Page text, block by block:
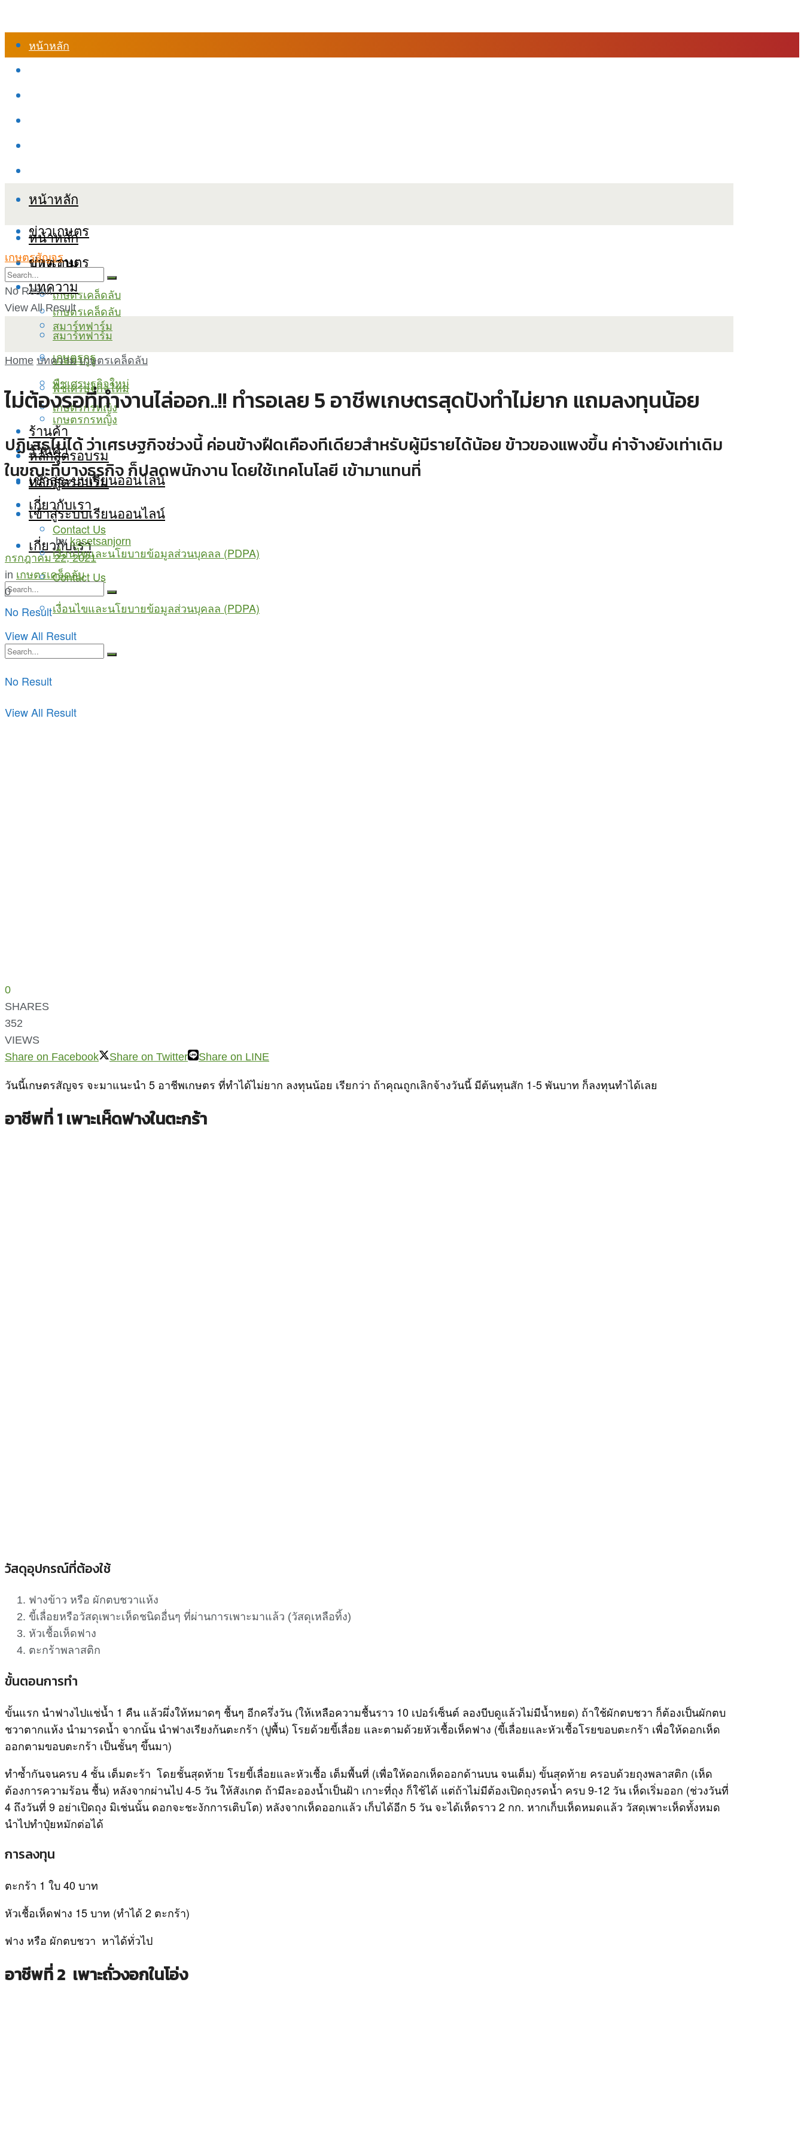
หน้าหลัก
หน้าหลัก
ข่าวเกษตร
บทความ
เกษตรเคล็ดลับ
สมาร์ทฟาร์ม
เกษตรกูรู
พืชเศรษฐกิจใหม่
เกษตรกรหญิง
ร้านค้า
หลักสูตรอบรม
เข้าสู่ระบบเรียนออนไลน์
เกี่ยวกับเรา
Contact Us
เงื่อนไขและนโยบายข้อมูลส่วนบุคลล (PDPA)
No Result
View All Result
หน้าหลัก
ข่าวเกษตร
บทความ
เกษตรเคล็ดลับ
สมาร์ทฟาร์ม
เกษตรกูรู
พืชเศรษฐกิจใหม่
เกษตรกรหญิง
ร้านค้า
หลักสูตรอบรม
เข้าสู่ระบบเรียนออนไลน์
เกี่ยวกับเรา
Contact Us
เงื่อนไขและนโยบายข้อมูลส่วนบุคลล (PDPA)
No Result
View All Result
เกษตรสัญจร
No Result
View All Result
Home บทความ เกษตรเคล็ดลับ
ไม่ต้องรอที่ทำงานไล่ออก..!! ทำรอเลย 5 อาชีพเกษตรสุดปังทำไม่ยาก แถมลงทุนน้อย
ปฏิเสธไม่ได้ ว่าเศรษฐกิจช่วงนี้ ค่อนข้างฝืดเคืองทีเดียวสำหรับผู้มีรายได้น้อย ข้าวของแพงขึ้น ค่าจ้างยังเท่าเดิม
ในขณะที่บางธุรกิจ ก็ปลดพนักงาน โดยใช้เทคโนโลยี เข้ามาแทนที่
by kasetsanjorn
กรกฎาคม 22, 2021
in เกษตรเคล็ดลับ
0
0
SHARES
352
VIEWS
Share on Facebook
Share on Twitter Share on LINE
วันนี้เกษตรสัญจร จะมาแนะนำ 5 อาชีพเกษตร ที่ทำได้ไม่ยาก ลงทุนน้อย เรียกว่า ถ้าคุณถูกเลิกจ้างวันนี้ มีต้นทุนสัก 1-5 พันบาท ก็ลงทุนทำได้เลย
อาชีพที่ 1 เพาะเห็ดฟางในตะกร้า
วัสดุอุปกรณ์ที่ต้องใช้
ฟางข้าว หรือ ผักตบชวาแห้ง
ขี้เลื่อยหรือวัสดุเพาะเห็ดชนิดอื่นๆ ที่ผ่านการเพาะมาแล้ว (วัสดุเหลือทิ้ง)
หัวเชื้อเห็ดฟาง
ตะกร้าพลาสติก
ขั้นตอนการทำ
ขั้นแรก นำฟางไปแช่น้ำ 1 คืน แล้วผึ่งให้หมาดๆ ชื้นๆ อีกครึ่งวัน (ให้เหลือความชื้นราว 10 เปอร์เซ็นต์ ลองบีบดูแล้วไม่มีน้ำหยด) ถ้าใช้ผักตบชวา ก็ต้องเป็นผักตบ
ชวาตากแห้ง นำมารดน้ำ จากนั้น นำฟางเรียงก้นตะกร้า (ปูพื้น) โรยด้วยขี้เลื่อย และตามด้วยหัวเชื้อเห็ดฟาง (ขี้เลื่อยและหัวเชื้อโรยขอบตะกร้า เพื่อให้ดอกเห็ด
ออกตามขอบตะกร้า เป็นชั้นๆ ขึ้นมา)
ทำซ้ำกันจนครบ 4 ชั้น เต็มตะร้า โดยชั้นสุดท้าย โรยขี้เลื่อยและหัวเชื้อ เต็มพื้นที่ (เพื่อให้ดอกเห็ดออกด้านบน จนเต็ม) ขั้นสุดท้าย ครอบด้วยถุงพลาสติก (เห็ด
ต้องการความร้อน ชื้น) หลังจากผ่านไป 4-5 วัน ให้สังเกต ถ้ามีละอองน้ำเป็นฝ้า เกาะที่ถุง ก็ใช้ได้ แต่ถ้าไม่มีต้องเปิดถุงรดน้ำ ครบ 9-12 วัน เห็ดเริ่มออก (ช่วงวันที่
4 ถึงวันที่ 9 อย่าเปิดถุง มิเช่นนั้น ดอกจะชะงักการเติบโต) หลังจากเห็ดออกแล้ว เก็บได้อีก 5 วัน จะได้เห็ดราว 2 กก. หากเก็บเห็ดหมดแล้ว วัสดุเพาะเห็ดทั้งหมด
นำไปทำปุ๋ยหมักต่อได้
การลงทุน
ตะกร้า 1 ใบ 40 บาท
หัวเชื้อเห็ดฟาง 15 บาท (ทำได้ 2 ตะกร้า)
ฟาง หรือ ผักตบชวา หาได้ทั่วไป
อาชีพที่2 เพาะถั่วงอกในโอ่ง